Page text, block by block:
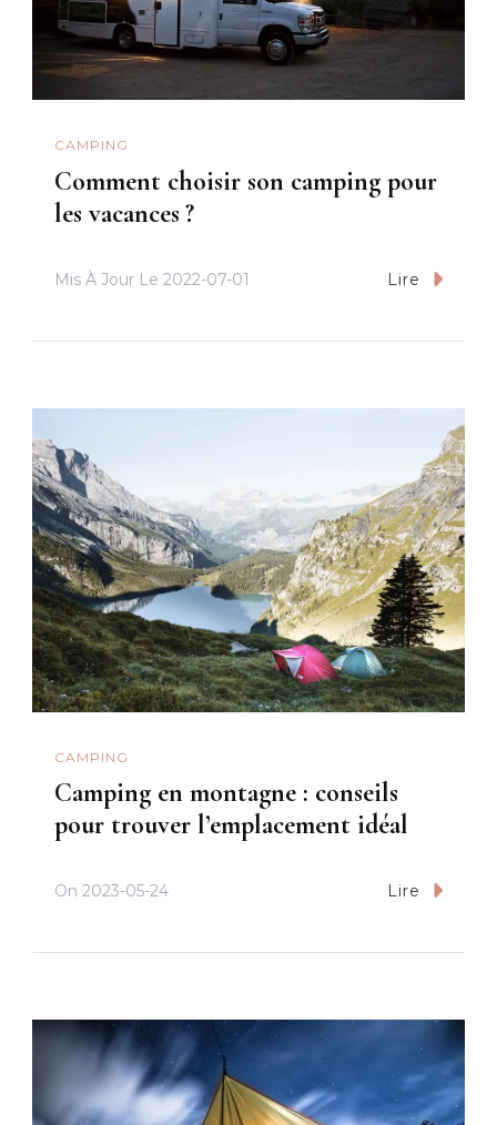
CAMPING
Comment choisir son camping pour
les vacances ?
Mis À Jour Le 2022-07-01 Lire
CAMPING
Camping en montagne : conseils
pour trouver l’emplacement idéal
On 2023-05-24 Lire